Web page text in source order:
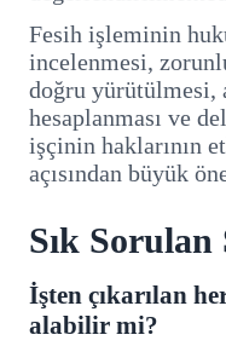
Fesih işleminin
incelenmesi,
doğru yürütülmesi,
hesaplanması ve
işçinin haklarının
açısından büyük
Sık
İşten çıkarılan
alabilir mi?